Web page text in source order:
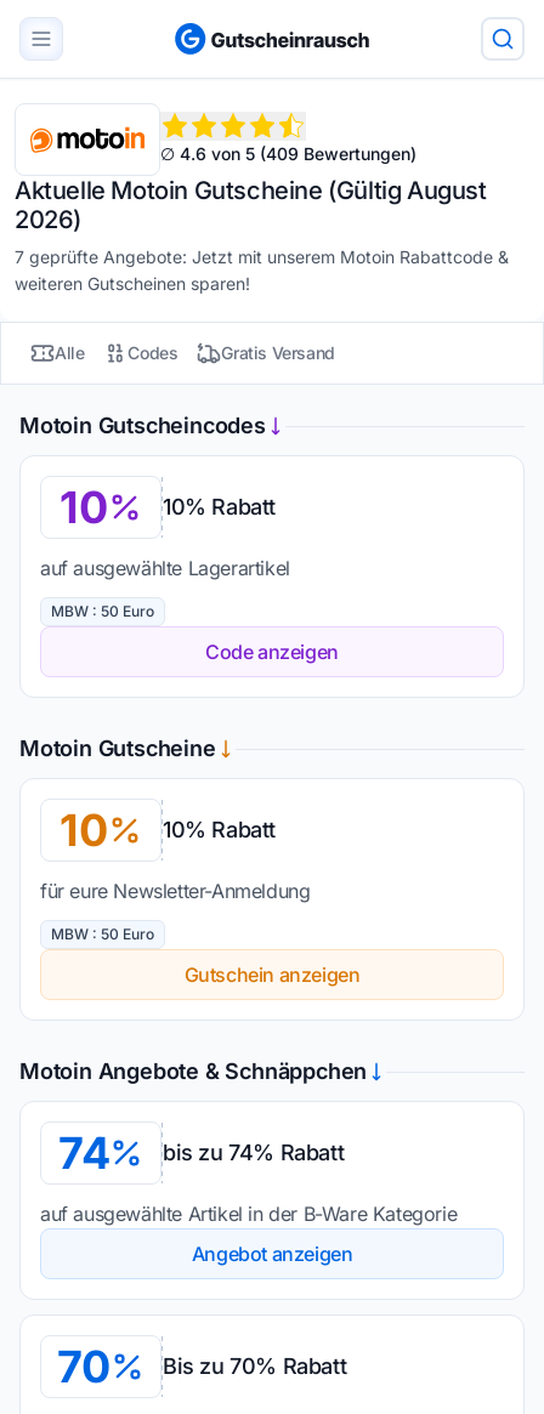
∅ 4.6 von 5 (409 Bewertungen)
Aktuelle Motoin Gutscheine (Gültig August
2026)
7 geprüfte Angebote: Jetzt mit unserem Motoin Rabattcode &
weiteren Gutscheinen sparen!
Alle Codes Gratis Versand
Motoin Gutscheincodes
10 10% Rabatt
auf ausgewählte Lagerartikel
MBW : 50 Euro
Code anzeigen
Motoin Gutscheine
10 10% Rabatt
für eure Newsletter-Anmeldung
MBW : 50 Euro
Gutschein anzeigen
Motoin Angebote & Schnäppchen
74 bis zu 74% Rabatt
auf ausgewählte Artikel in der B-Ware Kategorie
Angebot anzeigen
70 Bis zu 70% Rabatt